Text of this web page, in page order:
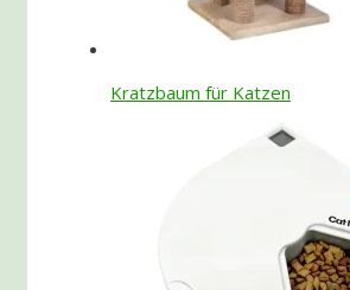
Kratzbaum für Katzen